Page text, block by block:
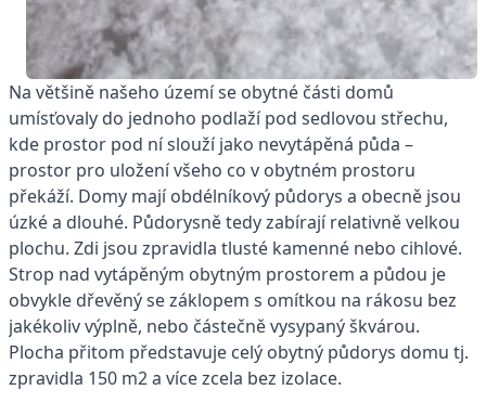
Na většině našeho území se obytné části domů
umísťovaly do jednoho podlaží pod sedlovou střechu,
kde prostor pod ní slouží jako nevytápěná půda –
prostor pro uložení všeho co v obytném prostoru
překáží. Domy mají obdélníkový půdorys a obecně jsou
úzké a dlouhé. Půdorysně tedy zabírají relativně velkou
plochu. Zdi jsou zpravidla tlusté kamenné nebo cihlové.
Strop nad vytápěným obytným prostorem a půdou je
obvykle dřevěný se záklopem s omítkou na rákosu bez
jakékoliv výplně, nebo částečně vysypaný škvárou.
Plocha přitom představuje celý obytný půdorys domu tj.
zpravidla 150 m2 a více zcela bez izolace.